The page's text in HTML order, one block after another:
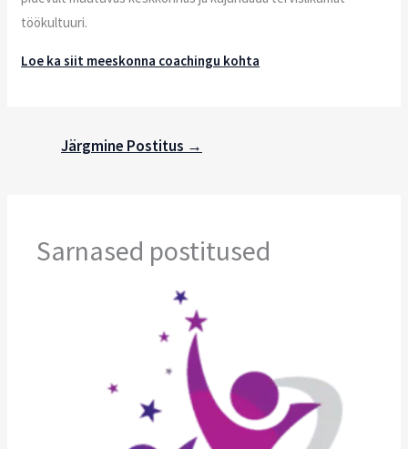
töökultuuri.
Loe ka siit meeskonna coachingu kohta
Järgmine Postitus →
Sarnased postitused